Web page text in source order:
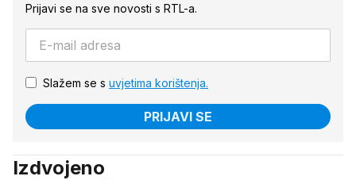
Prijavi se na sve novosti s RTL-a.
Slažem se s uvjetima korištenja.
PRIJAVI SE
Izdvojeno